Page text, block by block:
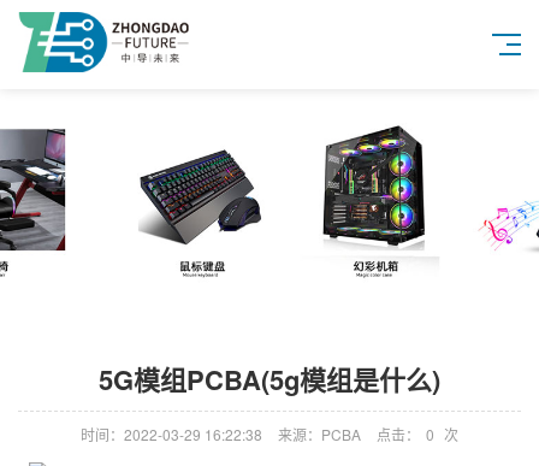
5G模组PCBA(5g模组是什么)
时间：2022-03-29 16:22:38 来源：PCBA 点击： 0 次